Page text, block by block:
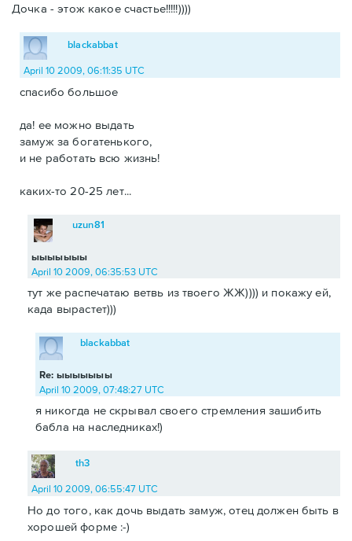
Дочка - этож какое счастье!!!!!))))
blackabbat
April 10 2009, 06:11:35 UTC
спасибо большое
да! ее можно выдать
замуж за богатенького,
и не работать всю жизнь!
каких-то 20-25 лет...
ыыыыыыы
uzun81
April 10 2009, 06:35:53 UTC
тут же распечатаю ветвь из твоего ЖЖ)))) и покажу ей,
када вырастет)))
Re: ыыыыыыы
blackabbat
April 10 2009, 07:48:27 UTC
я никогда не скрывал своего стремления зашибить
бабла на наследниках!)
th3
April 10 2009, 06:55:47 UTC
Но до того, как дочь выдать замуж, отец должен быть в
хорошей форме :-)